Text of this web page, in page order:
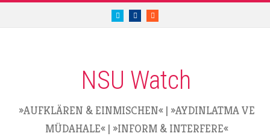
twitter.com/nsuwatch
facebook.com/nsuwatch
RSS
NSU Watch
»AUFKLÄREN & EINMISCHEN« | »AYDINLATMA VE
MÜDAHALE« | »INFORM & INTERFERE«